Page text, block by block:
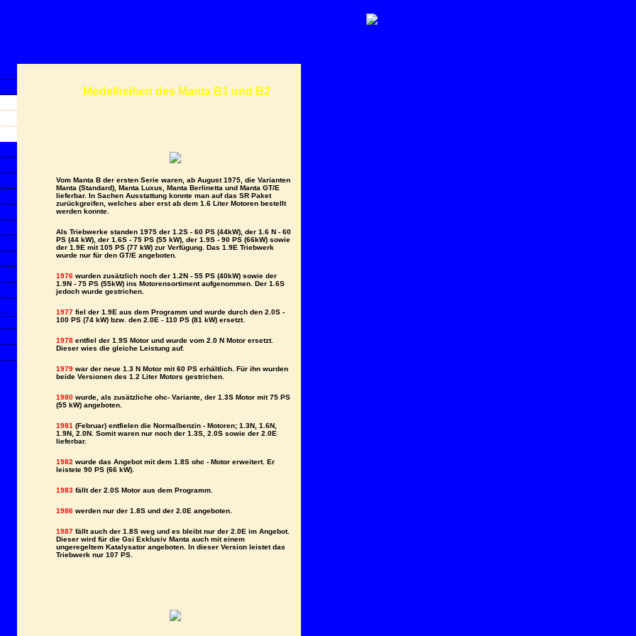
Modellreihen des Manta B1 und B2
Vom Manta B der ersten Serie waren, ab August 1975, die Varianten
Manta (Standard), Manta Luxus, Manta Berlinetta und Manta GT/E
lieferbar. In Sachen Ausstattung konnte man auf das SR Paket
zurückgreifen, welches aber erst ab dem 1.6 Liter Motoren bestellt
werden konnte.
Als Triebwerke standen 1975 der 1.2S - 60 PS (44kW), der 1.6 N - 60
PS (44 kW), der 1.6S - 75 PS (55 kW), der 1.9S - 90 PS (66kW) sowie
der 1.9E mit 105 PS (77 kW) zur Verfügung. Das 1.9E Triebwerk
wurde nur für den GT/E angeboten.
1976 wurden zusätzlich noch der 1.2N - 55 PS (40kW) sowie der
1.9N - 75 PS (55kW) ins Motorensortiment aufgenommen. Der 1.6S
jedoch wurde gestrichen.
1977 fiel der 1.9E aus dem Programm und wurde durch den 2.0S -
100 PS (74 kW) bzw. den 2.0E - 110 PS (81 kW) ersetzt.
1978 entfiel der 1.9S Motor und wurde vom 2.0 N Motor ersetzt.
Dieser wies die gleiche Leistung auf.
1979 war der neue 1.3 N Motor mit 60 PS erhältlich. Für ihn wurden
beide Versionen des 1.2 Liter Motors gestrichen.
1980 wurde, als zusätzliche ohc- Variante, der 1.3S Motor mit 75 PS
(55 kW) angeboten.
1981 (Februar) entfielen die Normalbenzin - Motoren; 1.3N, 1.6N,
1.9N, 2.0N. Somit waren nur noch der 1.3S, 2.0S sowie der 2.0E
lieferbar.
1982 wurde das Angebot mit dem 1.8S ohc - Motor erweitert. Er
leistete 90 PS (66 kW).
1983 fällt der 2.0S Motor aus dem Programm.
1986 werden nur der 1.8S und der 2.0E angeboten.
1987 fällt auch der 1.8S weg und es bleibt nur der 2.0E im Angebot.
Dieser wird für die Gsi Exklusiv Manta auch mit einem
ungeregeltem Katalysator angeboten. In dieser Version leistet das
Triebwerk nur 107 PS.